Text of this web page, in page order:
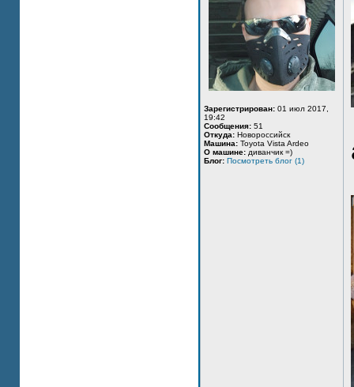
Зарегистрирован: 01 июл 2017,
19:42
Сообщения: 51
Откуда: Новороссийск
Машина: Toyota Vista Ardeo
О машине: диванчик =)
Блог: Посмотреть блог (1)